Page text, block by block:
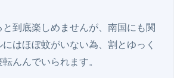
到底楽しめませんが、南国にも関
はほぼ蚊がいない為、割とゆっく
んんでいられます。